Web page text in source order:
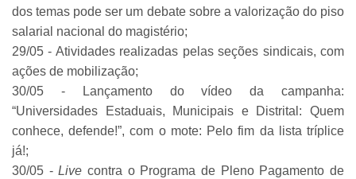
dos temas pode ser um debate sobre a valorização do piso
salarial nacional do magistério;
29/05 - Atividades realizadas pelas seções sindicais, com
ações de mobilização;
30/05 - Lançamento do vídeo da campanha:
“Universidades Estaduais, Municipais e Distrital: Quem
conhece, defende!”, com o mote: Pelo fim da lista tríplice
já!;
30/05 -Livecontra o Programa de Pleno Pagamento de